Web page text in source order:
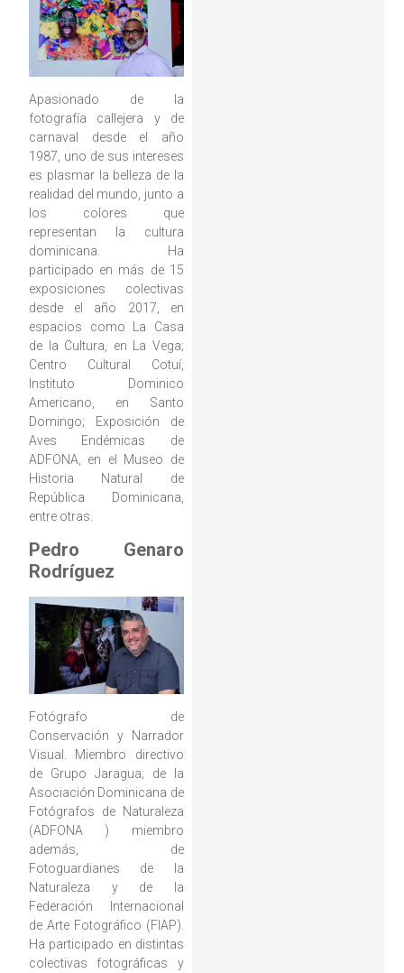
Apasionado de la
fotografía callejera y de
carnaval desde el año
1987, uno de sus intereses
es plasmar la belleza de la
realidad del mundo, junto a
los colores que
representan la cultura
dominicana. Ha
participado en más de 15
exposiciones colectivas
desde el año 2017, en
espacios como La Casa
de la Cultura, en La Vega;
Centro Cultural Cotuí,
Instituto Dominico
Americano, en Santo
Domingo; Exposición de
Aves Endémicas de
ADFONA, en el Museo de
Historia Natural de
República Dominicana,
entre otras.
Pedro Genaro
Rodríguez
Fotógrafo de
Conservación y Narrador
Visual. Miembro directivo
de Grupo Jaragua; de la
Asociación Dominicana de
Fotógrafos de Naturaleza
(ADFONA ) miembro
además, de
Fotoguardianes de la
Naturaleza y de la
Federación Internacional
de Arte Fotográfico (FIAP).
Ha participado en distintas
colectivas fotográficas y